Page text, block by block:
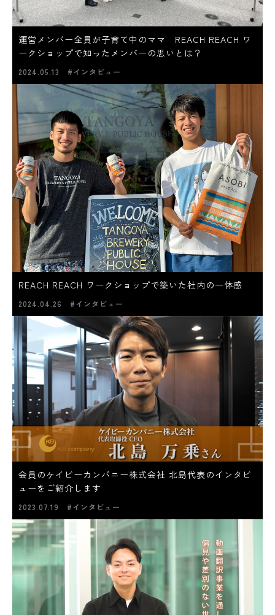
運営メンバー全員が子育て中のママ REACH REACH ワ
ークショップで知ったメンバーの思いとは？
2024.05.13 #インタビュー
REACH REACH ワークショップで築いた社内の一体感
2024.04.26 #インタビュー
会員のケイビーカンパニー株式会社 北島代表のインタビ
ューをご紹介します
2023.07.19 #インタビュー